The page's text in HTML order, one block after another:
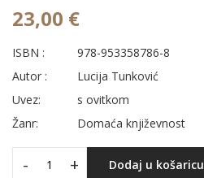
23,00 €
ISBN :
978-953358786-8
Autor :
Lucija Tunković
Uvez:
s ovitkom
Žanr:
Domaća književnost
- + Dodaj u košaricu